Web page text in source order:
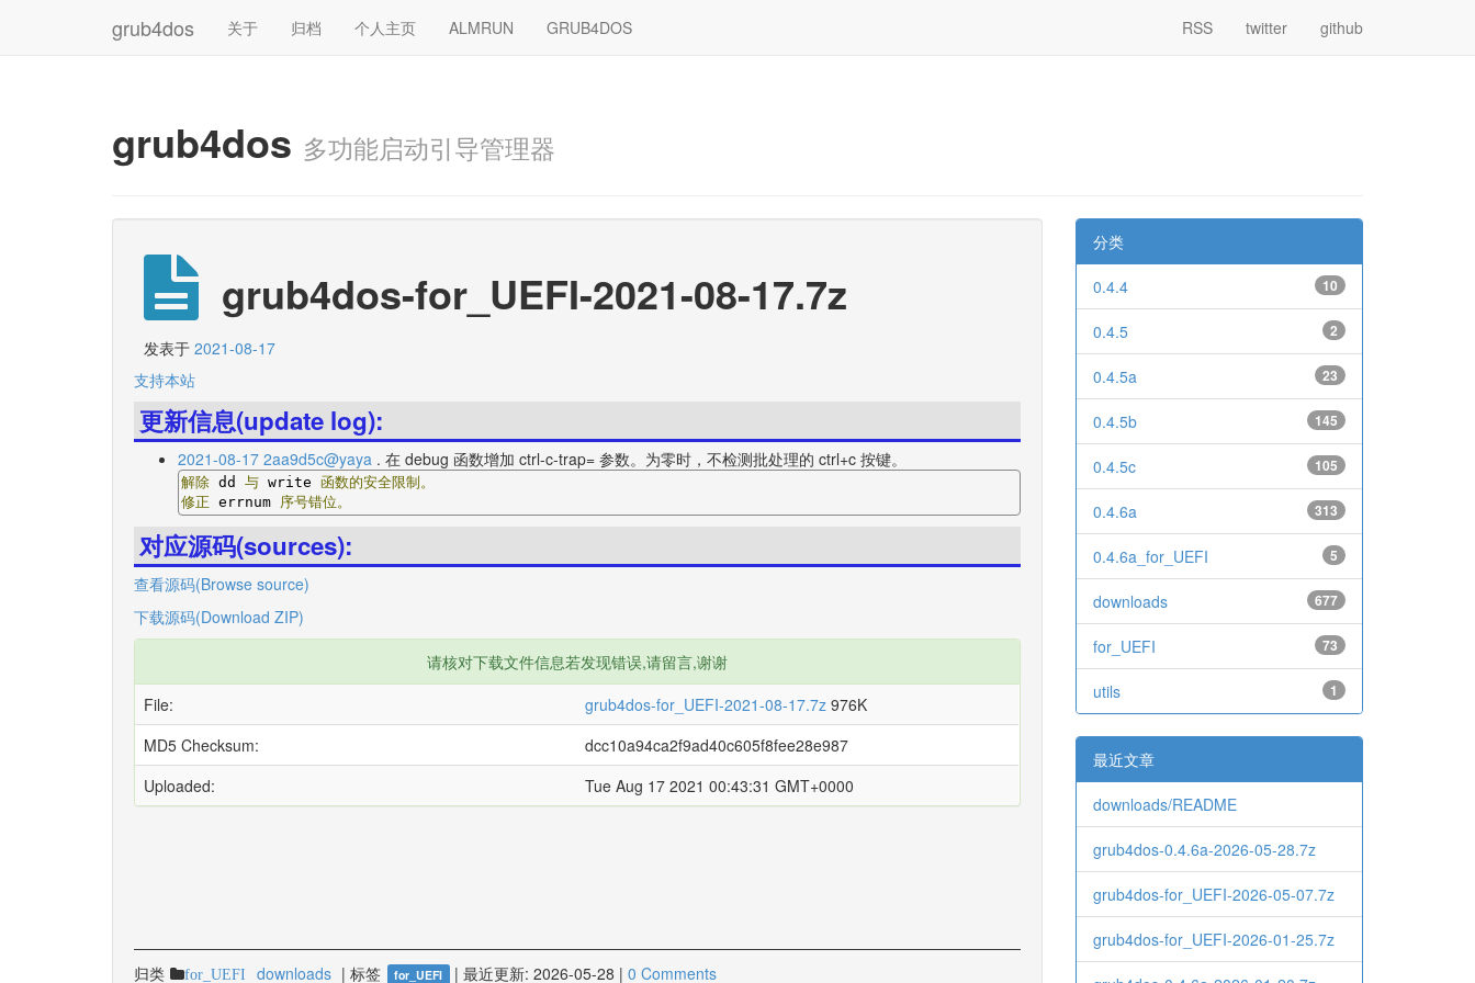
grub4dos 关于 归档 个人主页 ALMRUN GRUB4DOS RSS twitter github
grub4dos 多功能启动引导管理器
grub4dos-for_UEFI-2021-08-17.7z
发表于 2021-08-17
支持本站
更新信息(update log):
2021-08-17 2aa9d5c@yaya . 在 debug 函数增加 ctrl-c-trap= 参数。为零时，不检测批处理的 ctrl+c 按键。
解除 dd 与 write 函数的安全限制。
修正 errnum 序号错位。
对应源码(sources):
查看源码(Browse source)
下载源码(Download ZIP)
请核对下载文件信息若发现错误,请留言,谢谢
File:
grub4dos-for_UEFI-2021-08-17.7z 976K
MD5 Checksum:
dcc10a94ca2f9ad40c605f8fee28e987
Uploaded:
Tue Aug 17 2021 00:43:31 GMT+0000
归类 for_UEFI downloads | 标签 for_UEFI | 最近更新: 2026-05-28 | 0 Comments
分类
10
0.4.4
2
0.4.5
23
0.4.5a
145
0.4.5b
105
0.4.5c
313
0.4.6a
5
0.4.6a_for_UEFI
677
downloads
73
for_UEFI
1
utils
最近文章
downloads/README
grub4dos-0.4.6a-2026-05-28.7z
grub4dos-for_UEFI-2026-05-07.7z
grub4dos-for_UEFI-2026-01-25.7z